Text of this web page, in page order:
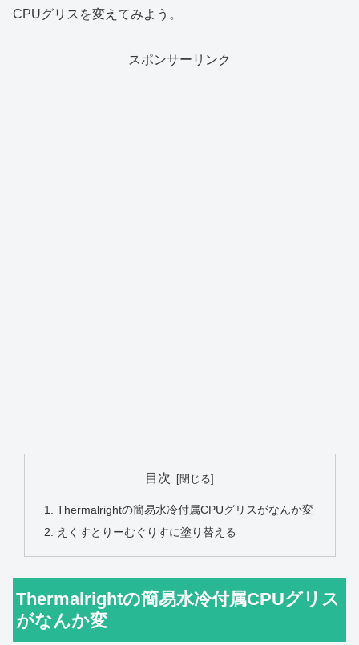
CPUグリスを変えてみよう。
スポンサーリンク
目次
Thermalrightの簡易水冷付属CPUグリスがなんか変
えくすとりーむぐりすに塗り替える
Thermalrightの簡易水冷付属CPUグリス
がなんか変